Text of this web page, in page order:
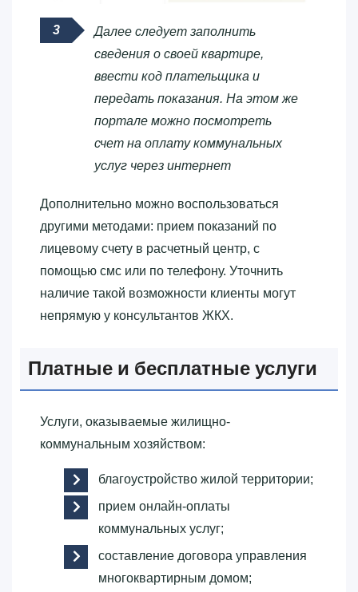
Далее следует заполнить
сведения о своей квартире,
ввести код плательщика и
передать показания. На этом же
портале можно посмотреть
счет на оплату коммунальных
услуг через интернет
Дополнительно можно воспользоваться
другими методами: прием показаний по
лицевому счету в расчетный центр, с
помощью смс или по телефону. Уточнить
наличие такой возможности клиенты могут
непрямую у консультантов ЖКХ.
Платные и бесплатные услуги
Услуги, оказываемые жилищно-
коммунальным хозяйством:
благоустройство жилой территории;
прием онлайн-оплаты
коммунальных услуг;
составление договора управления
многоквартирным домом;